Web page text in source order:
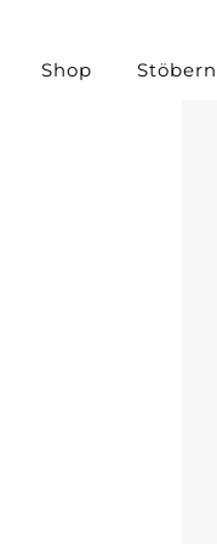
Shop Stöbern